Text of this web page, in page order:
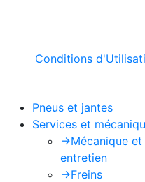
Conditions
Pneus et jantes
Services et
->Mécanique et
entretien
->Freins